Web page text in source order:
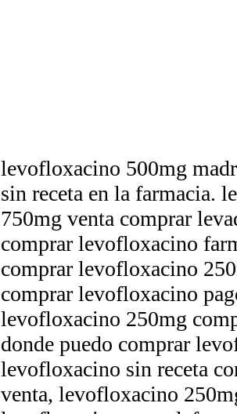
levofloxacino 500mg
sin receta en la farmacia.
750mg venta comprar
comprar levofloxacino
comprar levofloxacino
comprar levofloxacino
levofloxacino 250mg
donde puedo comprar
levofloxacino sin receta
venta, levofloxacino